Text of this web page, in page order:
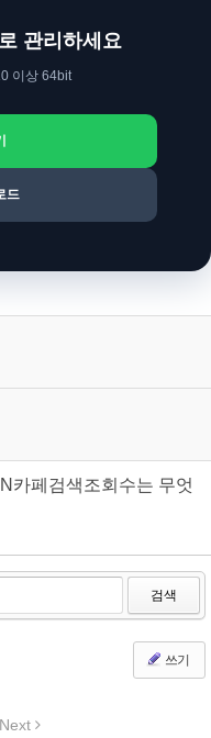
관리하세요
이상 64bit
드
카페검색조회수는 무엇
검색
쓰기
Next